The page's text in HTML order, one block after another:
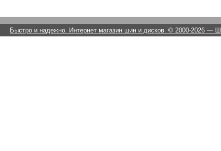
Быстро и надежно. Интернет магазин шин и дисков. © 2000-2026 —